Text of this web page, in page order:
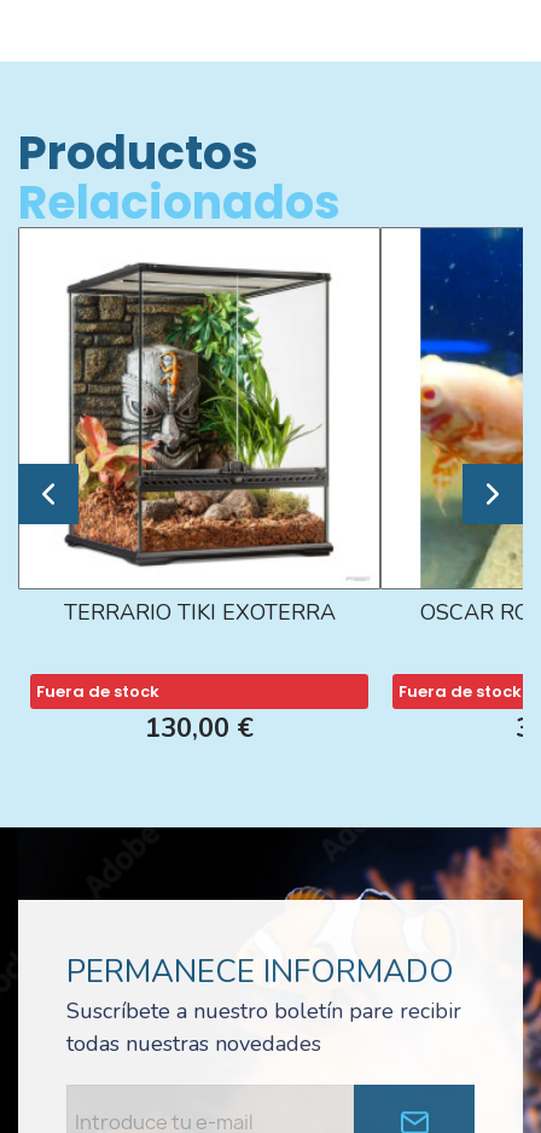
Productos
Relacionados
TERRARIO TIKI EXOTERRA
Fuera de stock
130,00 €
OSCAR
Fuera de stock
PERMANECE INFORMADO
Suscríbete a nuestro boletín pare recibir
todas nuestras novedades